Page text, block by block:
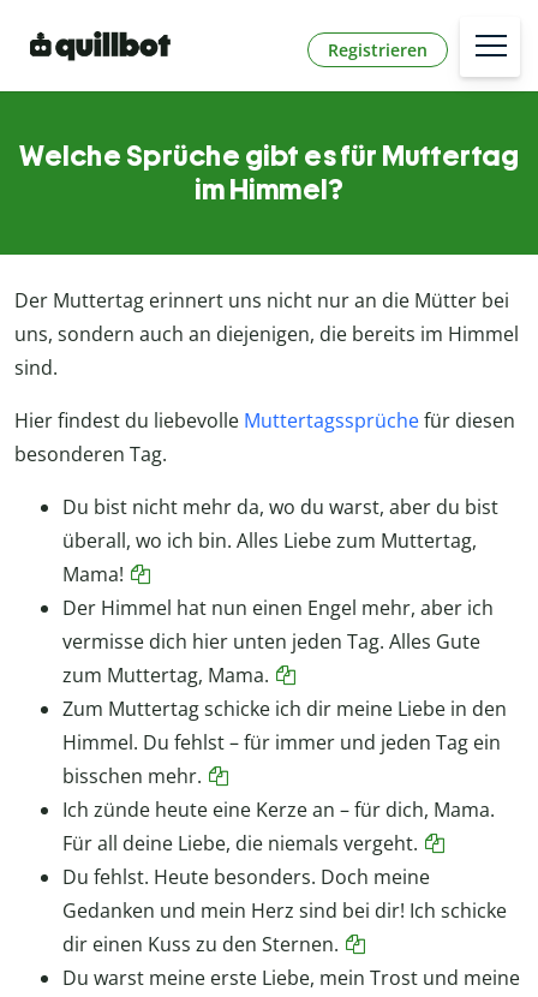
Registrieren
Welche Sprüche gibt es für Muttertag
im Himmel?
Der Muttertag erinnert uns nicht nur an die Mütter bei
uns, sondern auch an diejenigen, die bereits im Himmel
sind.
Hier findest du liebevolle Muttertagssprüchefür diesen
besonderen Tag.
Du bist nicht mehr da, wo du warst, aber du bist
überall, wo ich bin. Alles Liebe zum Muttertag,
Mama!
Der Himmel hat nun einen Engel mehr, aber ich
vermisse dich hier unten jeden Tag. Alles Gute
zum Muttertag, Mama.
Zum Muttertag schicke ich dir meine Liebe in den
Himmel. Du fehlst – für immer und jeden Tag ein
bisschen mehr.
Ich zünde heute eine Kerze an – für dich, Mama.
Für all deine Liebe, die niemals vergeht.
Du fehlst. Heute besonders. Doch meine
Gedanken und mein Herz sind bei dir! Ich schicke
dir einen Kuss zu den Sternen.
Du warst meine erste Liebe, mein Trost und meine